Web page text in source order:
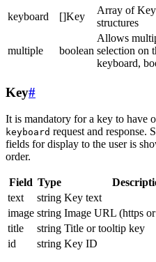
keyboard []Key
Array of Key
structures
multiple boolean
Allows
selection on
keyboard,
Key#
It is mandatory for a key to have
keyboard request and response.
fields for display to the user is
order.
Field Type
text
string Key text
image string Image URL (https
title
string Title or tooltip key
id
string Key ID